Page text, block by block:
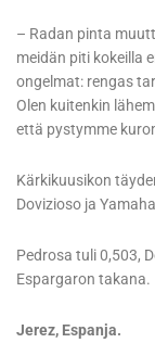
– Radan pinta
meidän piti kokeilla
ongelmat: rengas
Olen kuitenkin
että pystymme
Kärkikuusikon
Dovizioso ja
Pedrosa tuli 0,503,
Espargaron takana.
Jerez, Espanja.